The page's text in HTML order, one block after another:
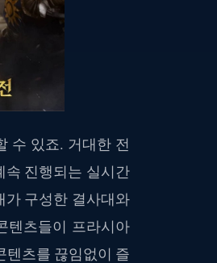
수 있죠. 거대한 전
속 진행되는 실시간
가 구성한 결사대와
텐츠들이 프라시아
텐츠를 끊임없이 즐